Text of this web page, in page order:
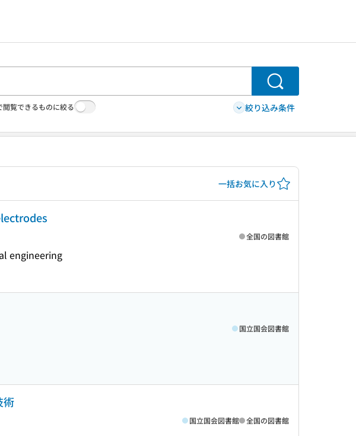
検索
閲覧できるものに絞る 絞り込み条件
一括お気に入り
engineering
全国の図書館
国立国会図書館
術
国立国会図書館 全国の図書館